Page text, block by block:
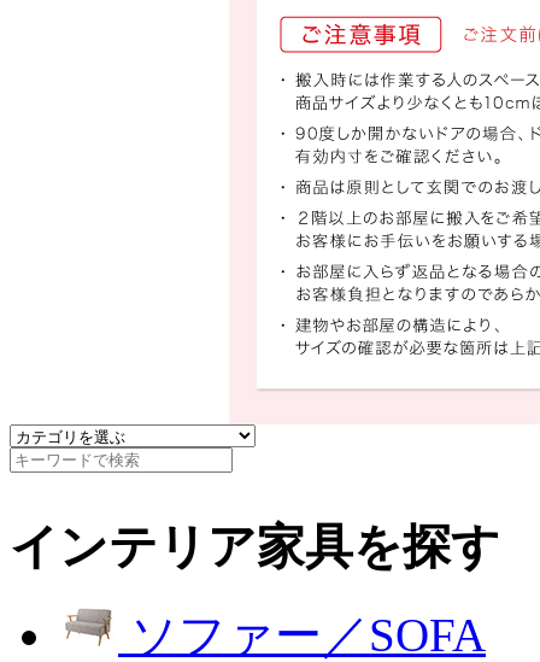
インテリア家具を探す
ソファー／SOFA